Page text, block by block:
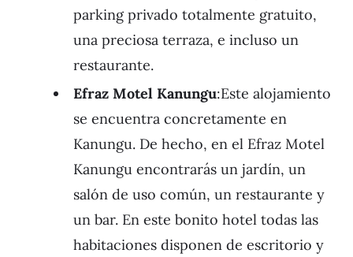
parking privado totalmente gratuito,
una preciosa terraza, e incluso un
restaurante.
Efraz Motel Kanungu:Este alojamiento
se encuentra concretamente en
Kanungu. De hecho, en el Efraz Motel
Kanungu encontrarás un jardín, un
salón de uso común, un restaurante y
un bar. En este bonito hotel todas las
habitaciones disponen de escritorio y